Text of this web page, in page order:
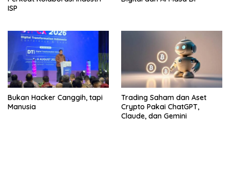
ISP
Bukan Hacker Canggih, tapi
Manusia
Trading Saham dan Aset
Crypto Pakai ChatGPT,
Claude, dan Gemini